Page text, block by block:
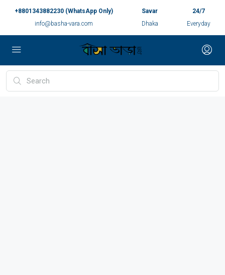
+8801343882230 (WhatsApp Only)
info@basha-vara.com
Savar
Dhaka
24/7
Everyday